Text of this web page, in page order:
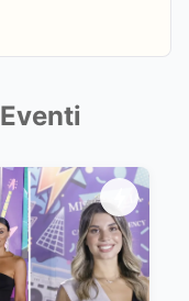
Eventi